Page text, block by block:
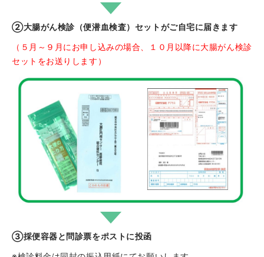
②大腸がん検診（便潜血検査）セットがご自宅に届きます
（５月～９月にお申し込みの場合、１０月以降に大腸がん検診
セットをお送りします）
③採便容器と問診票をポストに投函